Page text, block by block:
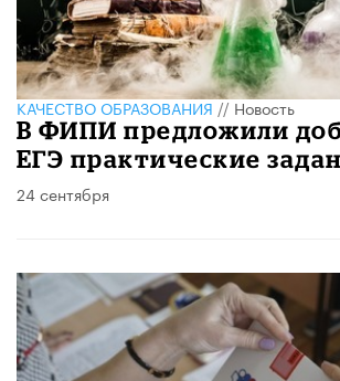
КАЧЕСТВО ОБРАЗОВАНИЯ//Новость
В ФИПИ предложили
ЕГЭ практические
24 сентября